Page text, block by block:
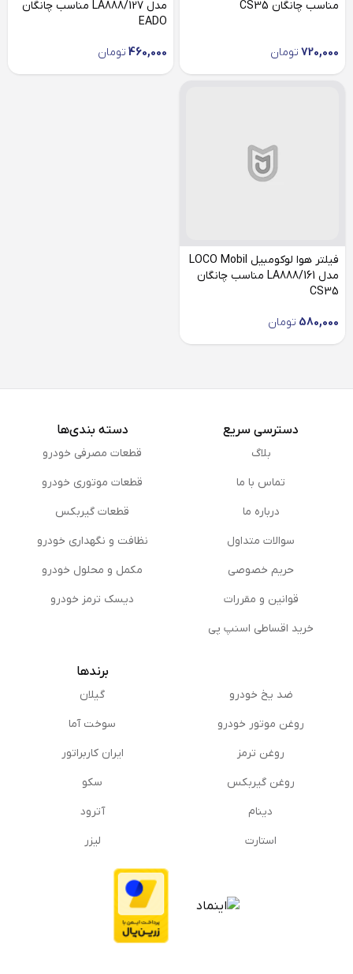
مناسب چانگان CS35
720,000 تومان
مدل LA888/127 مناسب چانگان
EADO
460,000 تومان
فیلتر هوا لوکومبیل LOCO Mobil
مدل LA888/161 مناسب چانگان
CS35
580,000 تومان
دسترسی سریع
بلاگ
تماس با ما
درباره ما
سوالات متداول
حریم خصوصی
قوانین و مقررات
خرید اقساطی اسنپ پی
دسته بندی‌ها
قطعات مصرفی خودرو
قطعات موتوری خودرو
قطعات گیربکس
نظافت و نگهداری خودرو
مكمل و محلول خودرو
دیسک ترمز خودرو
ضد یخ خودرو
روغن موتور خودرو
روغن ترمز
روغن گیربكس
دینام
استارت
برندها
گیلان
سوخت آما
ایران کاربراتور
سکو
آترود
لیزر